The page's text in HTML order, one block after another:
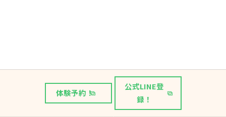
体験予約！
公式LINE登
録！